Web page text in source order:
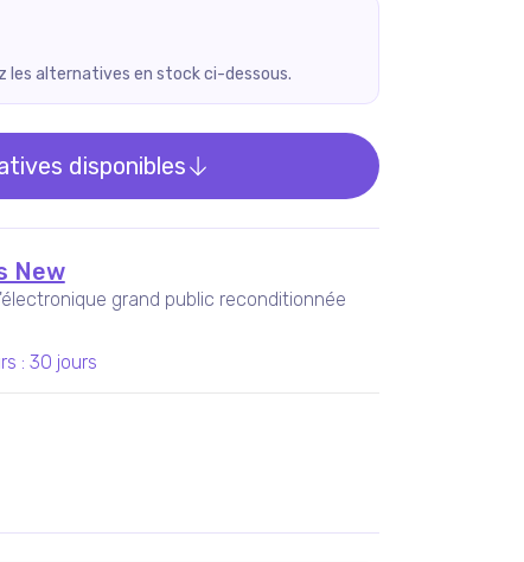
les alternatives en stock ci-dessous.
disponibles
New
grand public reconditionnée
: 30 jours